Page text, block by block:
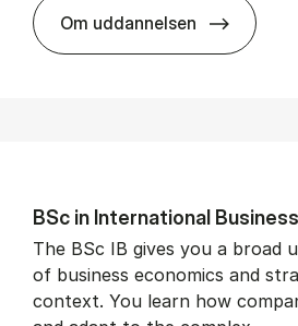
Om uddannelsen
BSc in Busi­ness
BSc in In­ter­na­tion­al Busi­ness
The BSc IB gives you a broad
of business economics and
context. You learn how